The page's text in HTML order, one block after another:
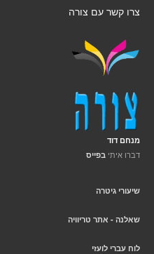
צרו קשר עם צורה
מנחם דוד
דברו איתי בפייס
שיעורי גיטרה
שאלנה - אתר טריוויה
לוח עברי לועזי